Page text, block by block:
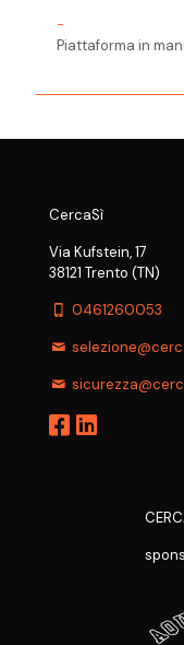
-
Piattaforma in
CercaSì
Via Kufstein, 17
38121 Trento (TN)
0461260053